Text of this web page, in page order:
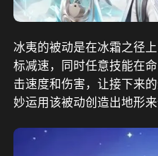
冰夷的被动是在冰霜之径
标减速，同时任意技能在
击速度和伤害，让接下来
妙运用该被动创造出地形来